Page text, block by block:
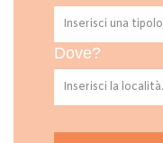
Dove?